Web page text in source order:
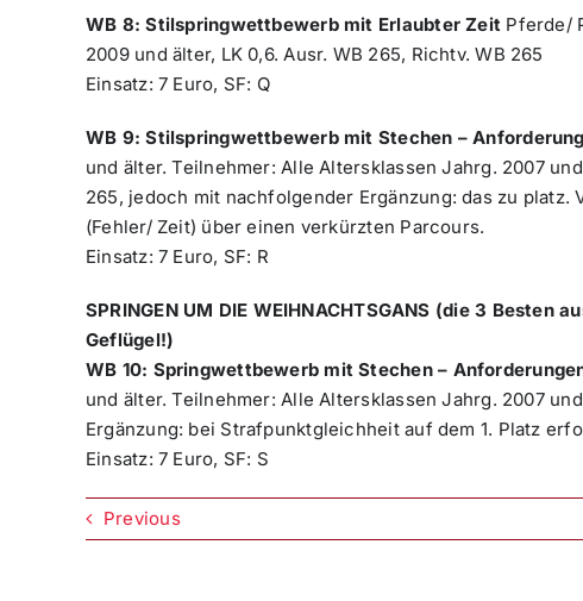
WB 8: Stilspringwettbewerb mit Erlaubter Zeit Pferde/
2009 und älter, LK 0,6. Ausr. WB 265, Richtv. WB 265
Einsatz: 7 Euro, SF: Q
WB 9: Stilspringwettbewerb mit Stechen –
und älter. Teilnehmer: Alle Altersklassen Jahrg. 2007
265, jedoch mit nachfolgender Ergänzung: das zu
(Fehler/ Zeit) über einen verkürzten Parcours.
Einsatz: 7 Euro, SF: R
SPRINGEN UM DIE WEIHNACHTSGANS (die 3 Besten
Geflügel!)
WB 10: Springwettbewerb mit Stechen –
und älter. Teilnehmer: Alle Altersklassen Jahrg. 2007
Ergänzung: bei Strafpunktgleichheit auf dem 1. Platz
Einsatz: 7 Euro, SF: S
Previous